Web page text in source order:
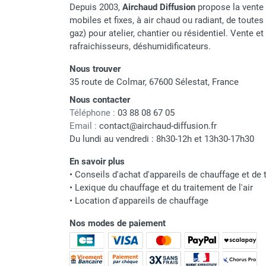
Parasol chauffant et radiant
infrarouge sur mât
Parasol chauffant à gaz
mât électrique
Chauffe terrasse aux pellets
Chauffage infrarouge fixe mur et
plafond
Chauffage radiant électrique
Chauffage Infrarouge électrique fixe
Panneau rayonnant
Lustre infrarouge électrique
suspendu
Réglette et cassette rayonnante
lumineux au gaz
Chauffage radiant tube suspendu
au gaz
Débit d'air
Alimentation
Dimensions (L x l x H)
Poids
Référence fournisseur
Nom du modèle
Depuis 2003, Airchaud Diffusion propose la
mobiles et fixes, à air chaud ou radiant, de
gaz) pour atelier, chantier ou résidentiel. Vente
rafraichisseurs, déshumidificateurs.
Nous trouver
35 route de Colmar, 67600 Sélestat, France
Nous contacter
Téléphone : 03 88 08 67 05
Email : contact@airchaud-diffusion.fr
Du lundi au vendredi : 8h30-12h et 13h30-17h30
En savoir plus
• Conseils d'achat d'appareils de chauffage et de
• Lexique du chauffage et du traitement de l'air
• Location d'appareils de chauffage
Nos modes de paiement